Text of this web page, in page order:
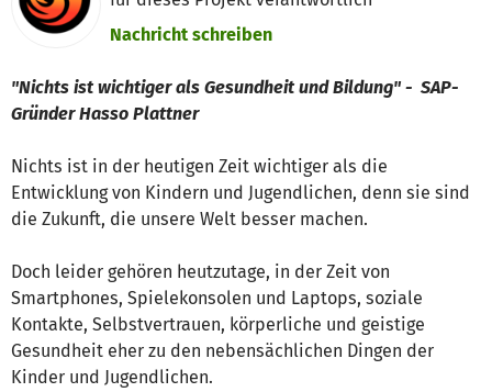
Nachricht schreiben
"Nichts ist wichtiger als Gesundheit und Bildung" - SAP-
Gründer Hasso Plattner
Nichts ist in der heutigen Zeit wichtiger als die
Entwicklung von Kindern und Jugendlichen, denn sie sind
die Zukunft, die unsere Welt besser machen.
Doch leider gehören heutzutage, in der Zeit von
Smartphones, Spielekonsolen und Laptops, soziale
Kontakte, Selbstvertrauen, körperliche und geistige
Gesundheit eher zu den nebensächlichen Dingen der
Kinder und Jugendlichen.